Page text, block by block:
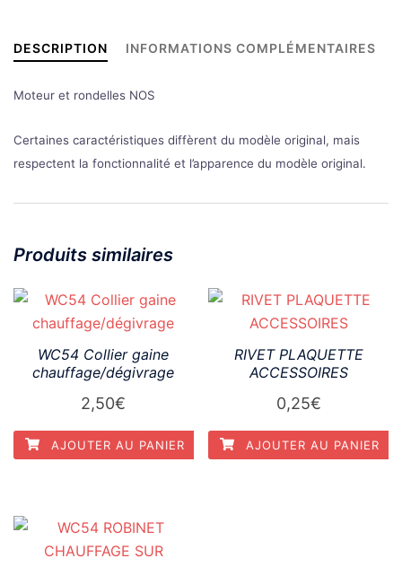
DESCRIPTION INFORMATIONS COMPLÉMENTAIRES
Moteur et rondelles NOS
Certaines caractéristiques diffèrent du modèle original, mais
respectent la fonctionnalité et l’apparence du modèle original.
Produits similaires
WC54 Collier gaine
chauffage/dégivrage
2,50€
AJOUTER AU PANIER
RIVET PLAQUETTE
ACCESSOIRES
0,25€
AJOUTER AU PANIER